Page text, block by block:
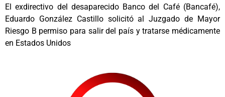
El exdirectivo del desaparecido Banco del Café (Bancafé),
Eduardo González Castillo solicitó al Juzgado de Mayor
Riesgo B permiso para salir del país y tratarse médicamente
en Estados Unidos